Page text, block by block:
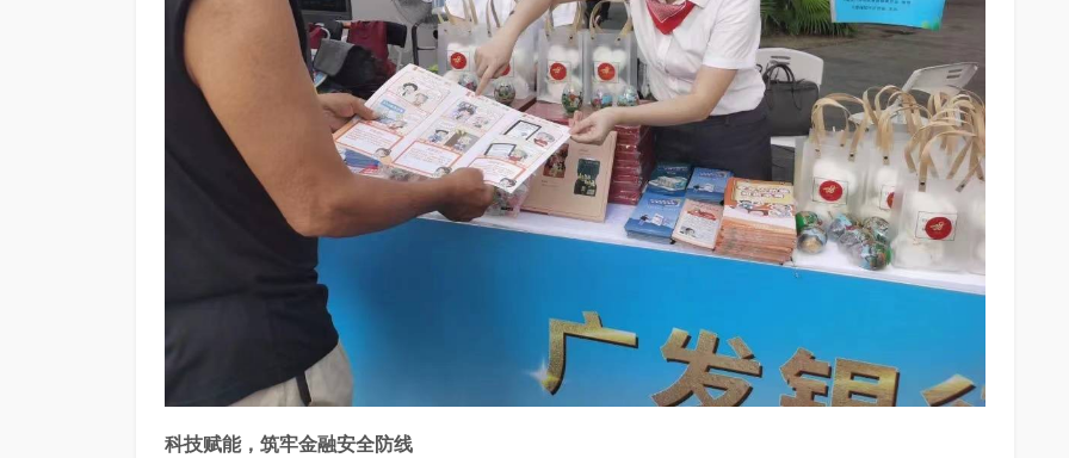
科技赋能，筑牢金融安全防线